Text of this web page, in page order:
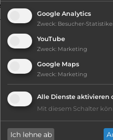
Service:
Google Analytics
Zweck: Besucher-
YouTube
Zweck: Marketing
Google Maps
Zweck: Marketing
Alle Dienste aktivieren
Mit diesem Schalter
Ich lehne ab